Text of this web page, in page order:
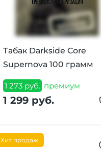
Табак Darkside Core
Supernova 100 грамм
1 273 руб. премиум
1 299 руб.
Хит продаж